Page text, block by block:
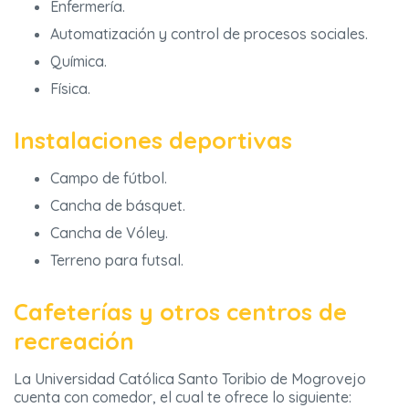
Enfermería.
Automatización y control de procesos sociales.
Química.
Física.
Instalaciones deportivas
Campo de fútbol.
Cancha de básquet.
Cancha de Vóley.
Terreno para futsal.
Cafeterías y otros centros de
recreación
La Universidad Católica Santo Toribio de Mogrovejo
cuenta con comedor, el cual te ofrece lo siguiente: